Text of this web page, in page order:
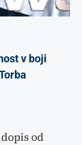
v boji
od